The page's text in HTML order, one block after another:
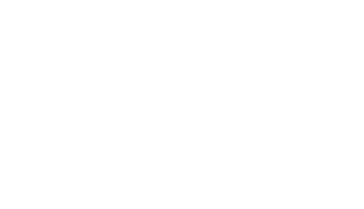
shooting for an episode of „Paul Kemp
ORF /ARD series (directed by Sabine
Kemp – Der Mediator“